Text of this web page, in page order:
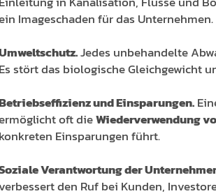
Imageschaden für das Unternehmen.
Jedes unbehandelte
Es stört das biologische Gleichgewicht
und Einsparungen.
oft dieWiederverwendung
konkreten Einsparungen führt.
Verantwortung der
verbessert den Ruf bei Kunden,